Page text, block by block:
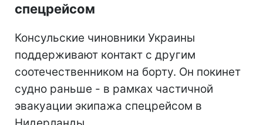
спецрейсом
Консульские чиновники Украины
поддерживают контакт с другим
соотечественником на борту. Он покинет
судно раньше - в рамках частичной
эвакуации экипажа спецрейсом в